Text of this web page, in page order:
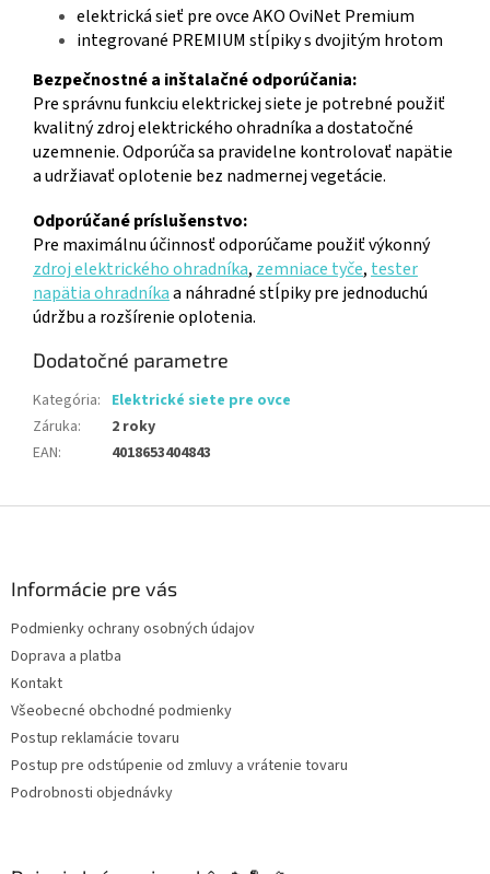
elektrická sieť pre ovce AKO OviNet Premium
integrované PREMIUM stĺpiky s dvojitým hrotom
Bezpečnostné a inštalačné odporúčania:
Pre správnu funkciu elektrickej siete je potrebné použiť
kvalitný zdroj elektrického ohradníka a dostatočné
uzemnenie. Odporúča sa pravidelne kontrolovať napätie
a udržiavať oplotenie bez nadmernej vegetácie.
Odporúčané príslušenstvo:
Pre maximálnu účinnosť odporúčame použiť výkonný
zdroj elektrického ohradníka, zemniace tyče, tester
napätia ohradníkaa náhradné stĺpiky pre jednoduchú
údržbu a rozšírenie oplotenia.
Dodatočné parametre
Kategória: Elektrické siete pre ovce
Záruka:
2 roky
EAN: 4018653404843
Informácie pre vás
Podmienky ochrany osobných údajov
Doprava a platba
Kontakt
Všeobecné obchodné podmienky
Postup reklamácie tovaru
Postup pre odstúpenie od zmluvy a vrátenie tovaru
Podrobnosti objednávky